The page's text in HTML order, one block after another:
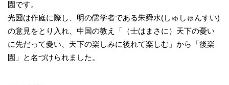
園です。
光圀は作庭に際し、明の儒学者である朱舜水(しゅしゅんすい)
の意見をとり入れ、中国の教え「（士はまさに）天下の憂い
に先だって憂い、天下の楽しみに後れて楽しむ」から「後楽
園」と名づけられました。